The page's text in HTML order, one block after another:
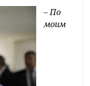
– По
моим